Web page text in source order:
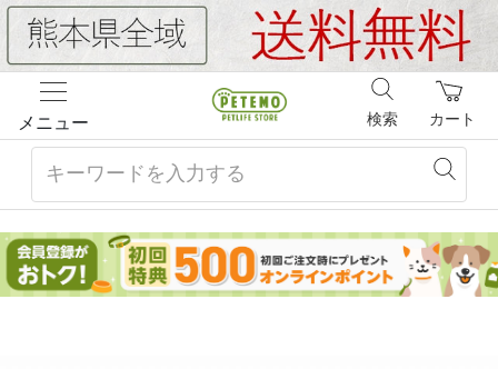
メニュー カート
検索